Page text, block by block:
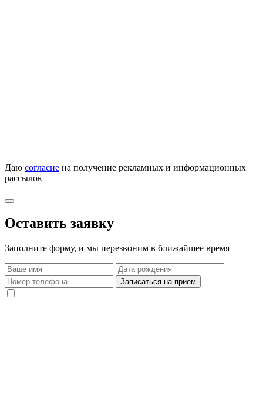
Даю согласие на получение рекламных и информационных
рассылок
Оставить заявку
Заполните форму, и мы перезвоним в ближайшее время